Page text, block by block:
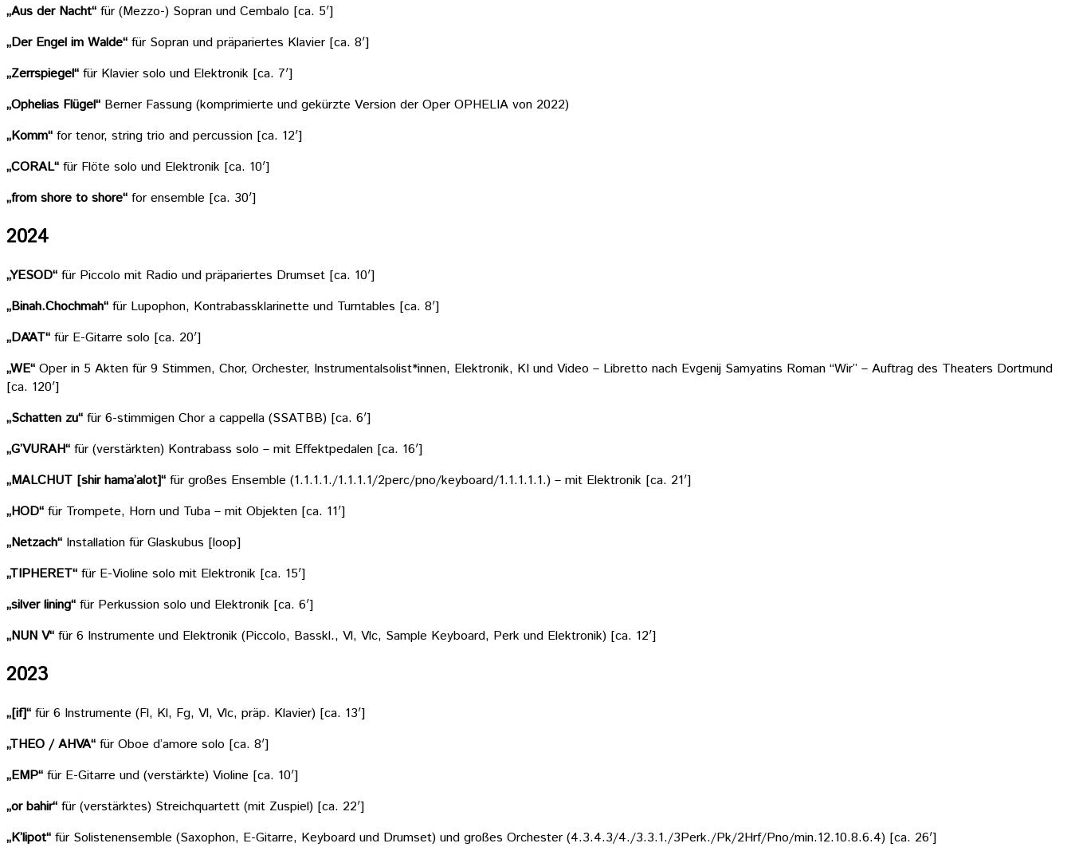
„Aus der Nacht“ für (Mezzo-) Sopran und Cembalo [ca. 5′]
„Der Engel im Walde“ für Sopran und präpariertes Klavier [ca. 8′]
„Zerrspiegel“ für Klavier solo und Elektronik [ca. 7′]
„Ophelias Flügel“ Berner Fassung (komprimierte und gekürzte Version der Oper OPHELIA von 2022)
„Komm“ for tenor, string trio and percussion [ca. 12′]
„CORAL“ für Flöte solo und Elektronik [ca. 10′]
„from shore to shore“ for ensemble [ca. 30′]
2024
„YESOD“ für Piccolo mit Radio und präpariertes Drumset [ca. 10′]
„Binah.Chochmah“ für Lupophon, Kontrabassklarinette und Turntables [ca. 8′]
„DA’AT“ für E-Gitarre solo [ca. 20′]
„WE“ Oper in 5 Akten für 9 Stimmen, Chor, Orchester, Instrumentalsolist*innen, Elektronik, KI und Video – Libretto nach Evgenij Samyatins Roman “Wir” – Auftrag des Theaters Dortmund
[ca. 120′]
„Schatten zu“ für 6-stimmigen Chor a cappella (SSATBB) [ca. 6′]
„G’VURAH“ für (verstärkten) Kontrabass solo – mit Effektpedalen [ca. 16′]
„MALCHUT [shir hama’alot]“ für großes Ensemble (1.1.1.1./1.1.1.1/2perc/pno/keyboard/1.1.1.1.1.) – mit Elektronik [ca. 21′]
„HOD“ für Trompete, Horn und Tuba – mit Objekten [ca. 11′]
„Netzach“ Installation für Glaskubus [loop]
„TIPHERET“ für E-Violine solo mit Elektronik [ca. 15′]
„silver lining“ für Perkussion solo und Elektronik [ca. 6′]
„NUN V“ für 6 Instrumente und Elektronik (Piccolo, Basskl., Vl, Vlc, Sample Keyboard, Perk und Elektronik) [ca. 12′]
2023
„[if]“ für 6 Instrumente (Fl, Kl, Fg, Vl, Vlc, präp. Klavier) [ca. 13′]
„THEO / AHVA“ für Oboe d’amore solo [ca. 8′]
„EMP“ für E-Gitarre und (verstärkte) Violine [ca. 10′]
„or bahir“ für (verstärktes) Streichquartett (mit Zuspiel) [ca. 22′]
„K’lipot“ für Solistenensemble (Saxophon, E-Gitarre, Keyboard und Drumset) und großes Orchester (4.3.4.3/4./3.3.1./3Perk./Pk/2Hrf/Pno/min.12.10.8.6.4) [ca. 26′]